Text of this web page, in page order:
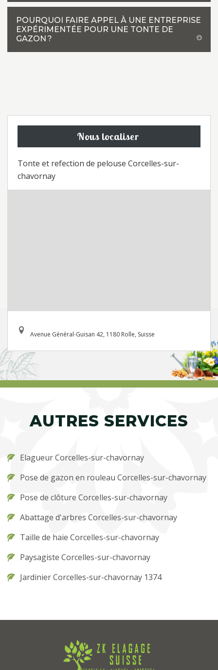
POURQUOI FAIRE APPEL À UNE ENTREPRISE
EXPÉRIMENTÉE POUR UNE TONTE DE
GAZON ?
Nous localiser
Tonte et refection de pelouse Corcelles-sur-
chavornay
Avenue Général-Guisan 42, 1180 Rolle, Suisse
AUTRES SERVICES
Elagueur Corcelles-sur-chavornay
Pose de gazon en rouleau Corcelles-sur-chavornay
Pose de clôture Corcelles-sur-chavornay
Abattage d'arbres Corcelles-sur-chavornay
Taille de haie Corcelles-sur-chavornay
Paysagiste Corcelles-sur-chavornay
Jardinier Corcelles-sur-chavornay 1374